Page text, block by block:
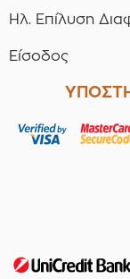
Ηλ. Επίλυση
Είσοδος